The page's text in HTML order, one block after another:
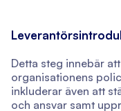
Detta steg innebär
organisationens
inkluderar även att
och ansvar samt